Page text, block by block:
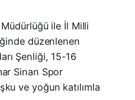
ile İl Milli
düzenlenen
Şenliği, 15-16
Sinan Spor
ve yoğun katılımla